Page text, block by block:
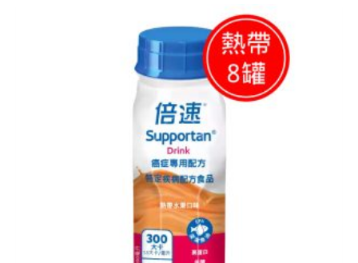
始
價
格：
NT$ 1,880。
目
前
價
格：
NT$ 1,600。
產
品
有
多
款
式。
可
在
產
品